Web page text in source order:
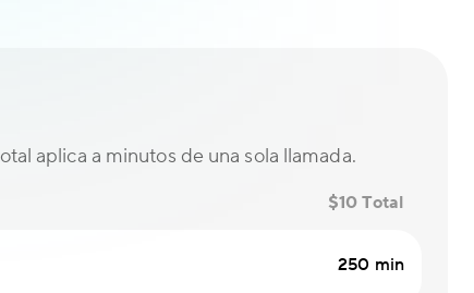
aplica a minutos de una sola llamada.
$10 Total
250 min